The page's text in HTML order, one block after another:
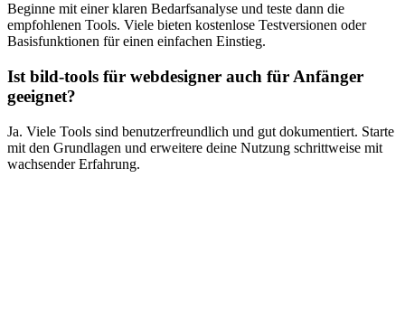
Beginne mit einer klaren Bedarfsanalyse und teste dann die
empfohlenen Tools. Viele bieten kostenlose Testversionen oder
Basisfunktionen für einen einfachen Einstieg.
Ist bild-tools für webdesigner auch für Anfänger
geeignet?
Ja. Viele Tools sind benutzerfreundlich und gut dokumentiert. Starte
mit den Grundlagen und erweitere deine Nutzung schrittweise mit
wachsender Erfahrung.